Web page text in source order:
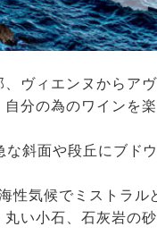
ヴィエンヌからア
分の為のワインを楽
斜面や段丘にブド
性気候でミストラル
い小石、石灰岩の